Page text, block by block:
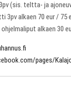
(sis. teltta- ja
3pv alkaen 70 eur / 75
alkaen 30
pages/